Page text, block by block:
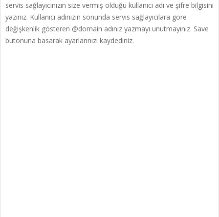
servis sağlayıcınızın size vermiş olduğu kullanıcı adı ve şifre bilgisini
yazınız. Kullanıcı adınızın sonunda servis sağlayıcılara göre
değişkenlik gösteren @domain adınız yazmayı unutmayınız. Save
butonuna basarak ayarlarınızı kaydediniz.